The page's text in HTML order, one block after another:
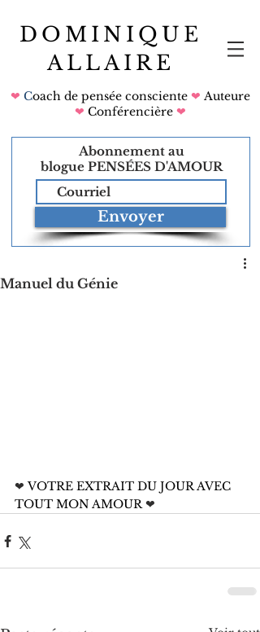
DOMINIQUE
ALLAIRE
❤ Coach de pensée consciente ❤ Auteure
❤ Conférencière ❤
Abonnement au
blogue PENSÉES D'AMOUR
Envoyer
Manuel du Génie
❤ VOTRE EXTRAIT DU JOUR AVEC
TOUT MON AMOUR ❤